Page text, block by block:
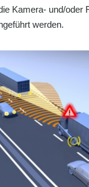
Kamera- und/oder
werden.